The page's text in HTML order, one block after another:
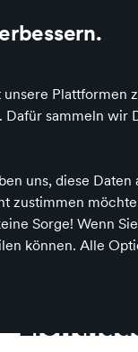
Plattformen
sammeln wir
uns, diese
zustimmen
Sorge! Wenn
können. Alle